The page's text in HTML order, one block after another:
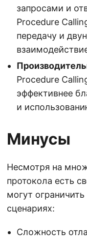
запросами и
Procedure
передачу и
Procedure
эффективнее
и
Минусы
Несмотря на
протокола есть
могут
сценариях:
Сложность